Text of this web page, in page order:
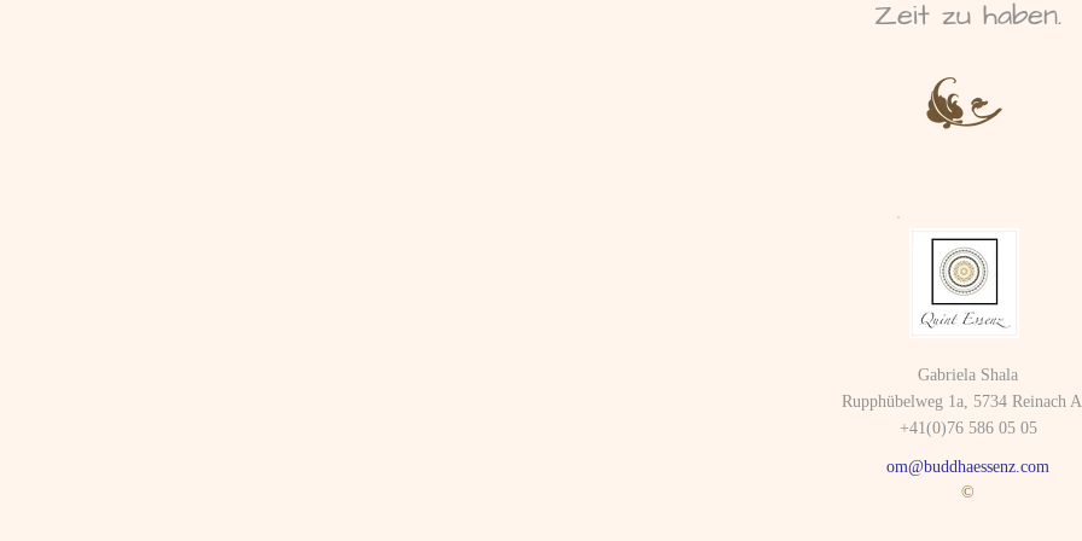
Zeit zu haben.
Gabriela Shala
Rupphübelweg 1a, 5734 Reinach
+41(0)76 586 05 05
om@buddhaessenz.com
©